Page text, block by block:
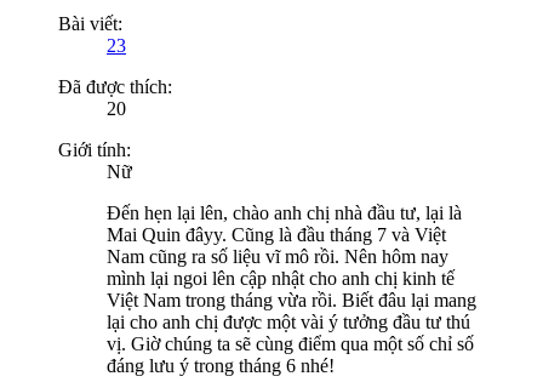
Bài viết:
23
Đã được thích:
20
Giới tính:
Nữ
Đến hẹn lại lên, chào anh chị nhà đầu tư, lại là
Mai Quin đâyy. Cũng là đầu tháng 7 và Việt
Nam cũng ra số liệu vĩ mô rồi. Nên hôm nay
mình lại ngoi lên cập nhật cho anh chị kinh tế
Việt Nam trong tháng vừa rồi. Biết đâu lại mang
lại cho anh chị được một vài ý tưởng đầu tư thú
vị. Giờ chúng ta sẽ cùng điểm qua một số chỉ số
đáng lưu ý trong tháng 6 nhé!